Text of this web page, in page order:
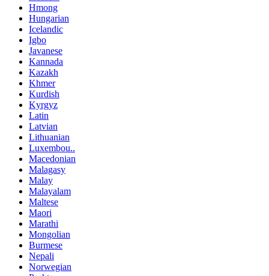
Hmong
Hungarian
Icelandic
Igbo
Javanese
Kannada
Kazakh
Khmer
Kurdish
Kyrgyz
Latin
Latvian
Lithuanian
Luxembou..
Macedonian
Malagasy
Malay
Malayalam
Maltese
Maori
Marathi
Mongolian
Burmese
Nepali
Norwegian